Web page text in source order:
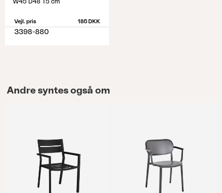
W45 D48 T5 cm
Vejl. pris 185 DKK
3398-880
Andre syntes også om